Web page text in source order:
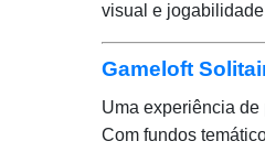
visual e
Gameloft
Uma experiência
Com fundos